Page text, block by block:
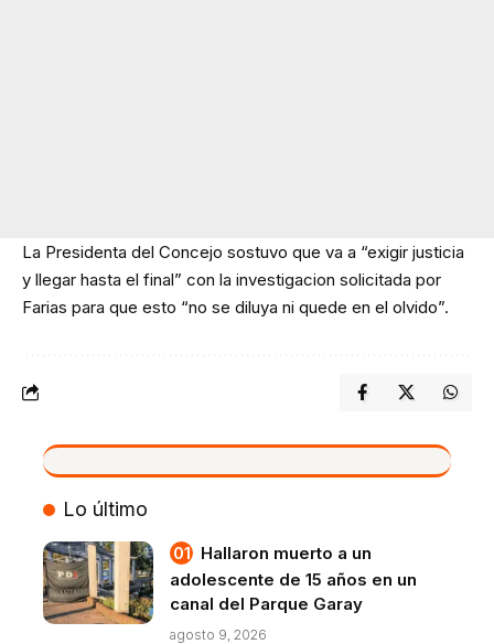
La Presidenta del Concejo sostuvo que va a “exigir justicia
y llegar hasta el final” con la investigacion solicitada por
Farias para que esto “no se diluya ni quede en el olvido”.
VIVO
Lo último
Hallaron muerto a un
adolescente de 15 años en un
canal del Parque Garay
agosto 9, 2026